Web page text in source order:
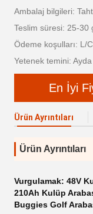
Ambalaj bilgileri:
Teslim süresi: 25-30
Ödeme koşulları: L/
Yetenek temini:
En İyi
Ürün Ayrıntıları
Ürün Ayrıntıları
Vurgulamak: 48V
210Ah Kulüp
Buggies Golf